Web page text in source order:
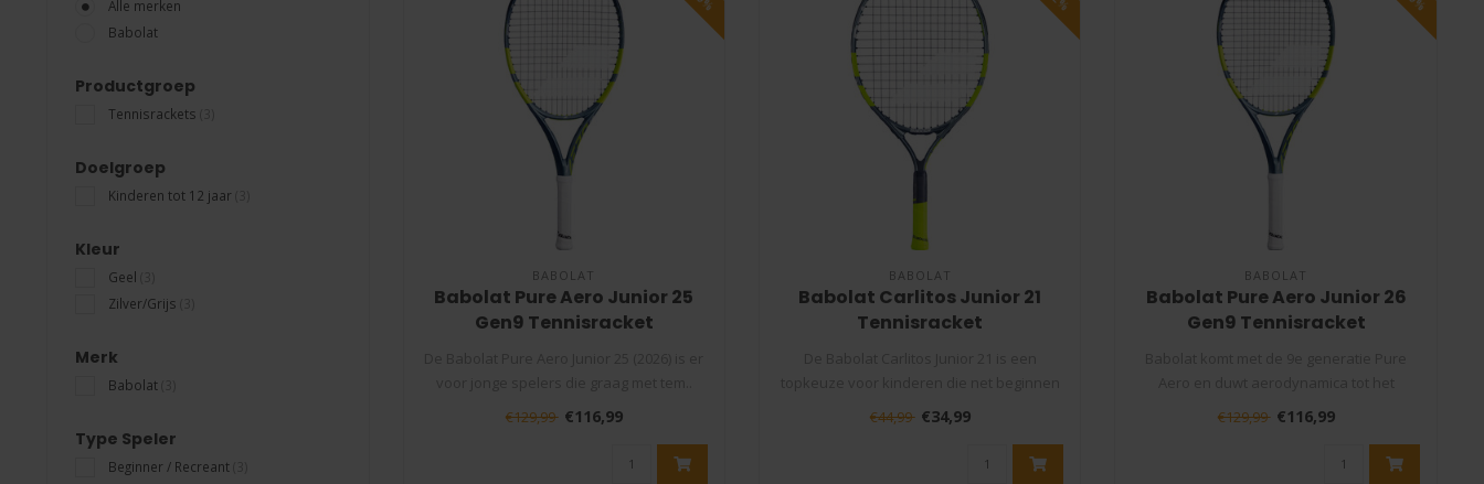
Alle merken
Babolat
Productgroep
Tennisrackets
Doelgroep
Kinderen tot 12 jaar
Kleur
Geel
Zilver/Grijs
Merk
Babolat
Type Speler
Beginner / Recreant
BABOLAT
Babolat Pure Aero Junior 25
Gen9 Tennisracket
€129,99 €116,99
BABOLAT
Babolat Carlitos Junior 21
Tennisracket
met..
€44,99 €34,99
BABOLAT
Babolat Pure Aero Junior 26
Gen9 Tennisracket
uiterste..
€129,99 €116,99